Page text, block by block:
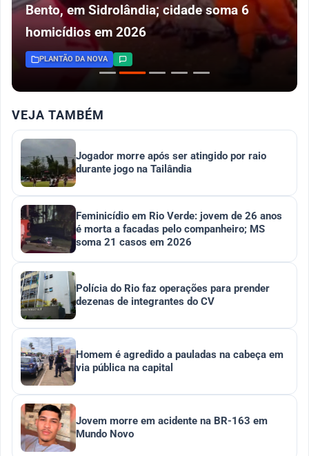
Bento, em Sidrolândia; cidade soma 6
homicídios em 2026
PLANTÃO DA NOVA
VEJA TAMBÉM
Jogador morre após ser atingido por raio
durante jogo na Tailândia
Feminicídio em Rio Verde: jovem de 26 anos
é morta a facadas pelo companheiro; MS
soma 21 casos em 2026
Polícia do Rio faz operações para prender
dezenas de integrantes do CV
Homem é agredido a pauladas na cabeça em
via pública na capital
Jovem morre em acidente na BR-163 em
Mundo Novo